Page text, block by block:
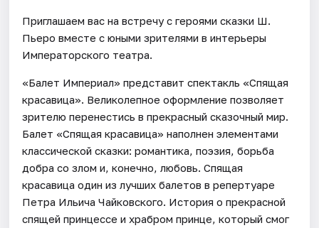
Приглашаем вас на встречу с героями сказки Ш.
Пьеро вместе с юными зрителями в интерьеры
Императорского театра.
«Балет Империал» представит спектакль «Спящая
красавица». Великолепное оформление позволяет
зрителю перенестись в прекрасный сказочный мир.
Балет «Спящая красавица» наполнен элементами
классической сказки: романтика, поэзия, борьба
добра со злом и, конечно, любовь. Спящая
красавица один из лучших балетов в репертуаре
Петра Ильича Чайковского. История о прекрасной
спящей принцессе и храбром принце, который смог